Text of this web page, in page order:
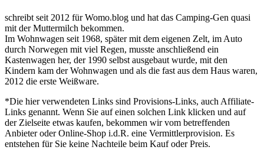
schreibt seit 2012 für Womo.blog und hat das Camping-Gen quasi
mit der Muttermilch bekommen.
Im Wohnwagen seit 1968, später mit dem eigenen Zelt, im Auto
durch Norwegen mit viel Regen, musste anschließend ein
Kastenwagen her, der 1990 selbst ausgebaut wurde, mit den
Kindern kam der Wohnwagen und als die fast aus dem Haus waren,
2012 die erste Weißware.
*Die hier verwendeten Links sind Provisions-Links, auch Affiliate-
Links genannt. Wenn Sie auf einen solchen Link klicken und auf
der Zielseite etwas kaufen, bekommen wir vom betreffenden
Anbieter oder Online-Shop i.d.R. eine Vermittlerprovision. Es
entstehen für Sie keine Nachteile beim Kauf oder Preis.